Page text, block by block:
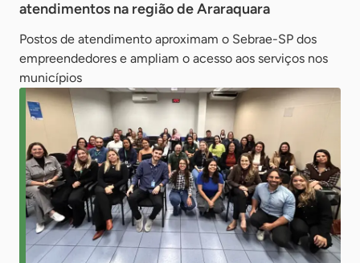
atendimentos na região de Araraquara
Postos de atendimento aproximam o Sebrae-SP dos
empreendedores e ampliam o acesso aos serviços nos
municípios